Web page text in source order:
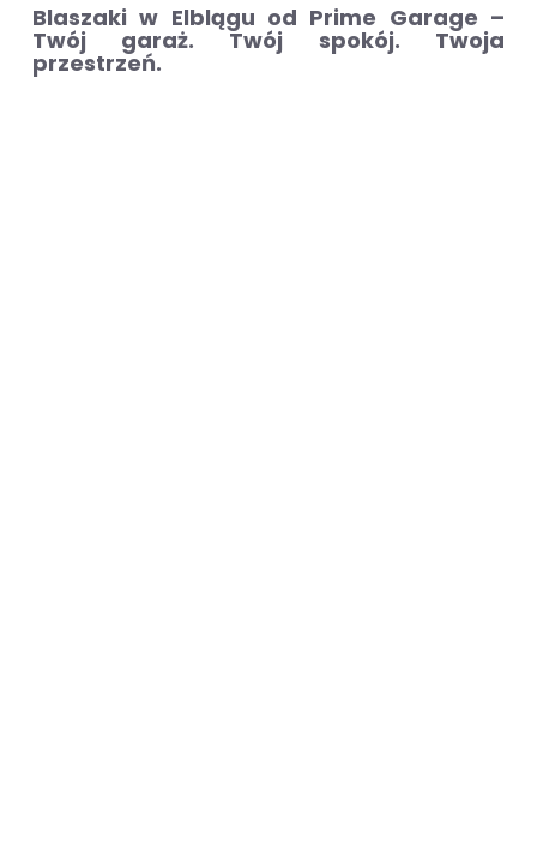
Blaszaki w Elblągu od Prime Garage –
Twój garaż. Twój spokój. Twoja
przestrzeń.